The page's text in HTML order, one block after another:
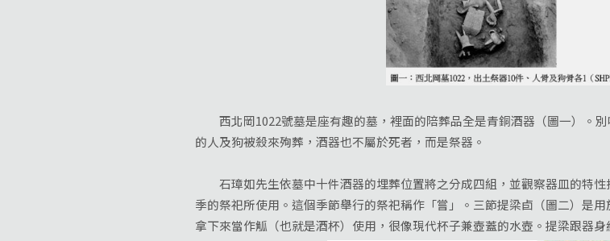
西北岡1022號墓是座有趣的墓，裡面的陪葬品全是青銅酒器（圖一）。
的人及狗被殺來殉葬，酒器也不屬於死者，而是祭器。
石璋如先生依墓中十件酒器的埋葬位置將之分成四組，並觀察器皿的特性
季的祭祀所使用。這個季節舉行的祭祀稱作「嘗」。三節提梁卣（圖二）是
拿下來當作觚（也就是酒杯）使用，很像現代杯子兼壺蓋的水壺。提梁跟器